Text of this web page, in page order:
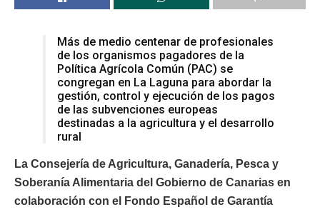
Más de medio centenar de profesionales
de los organismos pagadores de la
Política Agrícola Común (PAC) se
congregan en La Laguna para abordar la
gestión, control y ejecución de los pagos
de las subvenciones europeas
destinadas a la agricultura y el desarrollo
rural
La Consejería de Agricultura, Ganadería, Pesca y
Soberanía Alimentaria del Gobierno de Canarias en
colaboración con el Fondo Español de Garantía